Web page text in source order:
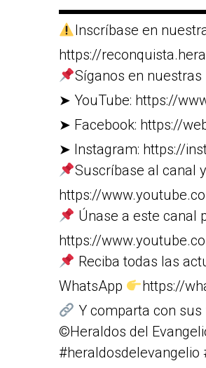
Inscríbase en
https://
Síganos en nuestras
➤ YouTube: https://
➤ Facebook: https://
➤ Instagram: https://
Suscríbase al canal
https://
Únase a este canal
https://
Reciba todas las
WhatsApp
https://
Y comparta con
©Heraldos del
#heraldosdelevangelio